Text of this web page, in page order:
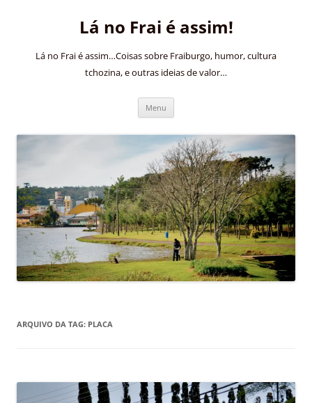
Lá no Frai é assim!
Lá no Frai é assim…Coisas sobre Fraiburgo, humor, cultura
tchozina, e outras ideias de valor…
Menu
ARQUIVO DA TAG: PLACA